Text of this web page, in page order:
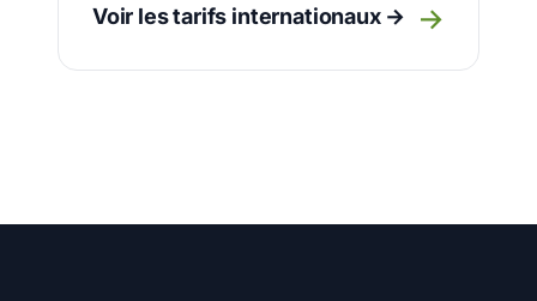
Voir les tarifs internationaux → →